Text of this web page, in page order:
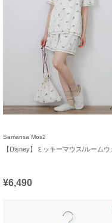
Samansa Mos2
¥6,490